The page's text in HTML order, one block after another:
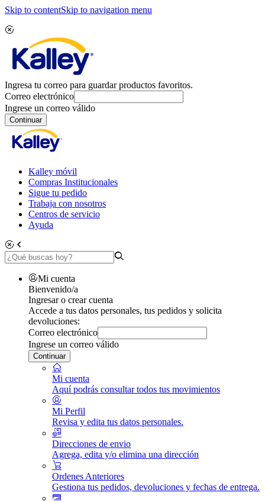
Skip to contentSkip to navigation menu
Ingresa tu correo para guardar productos favoritos.
Correo electrónico
Ingrese un correo válido
Continuar
Kalley móvil
Compras Institucionales
Sigue tu pedido
Trabaja con nosotros
Centros de servicio
Ayuda
Mi cuenta
Bienvenido/a
Ingresar o crear cuenta
Accede a tus datos personales, tus pedidos y solicita
devoluciones:
Correo electrónico
Ingrese un correo válido
Continuar
Mi cuenta
Aquí podrás consultar todos tus movimientos
Mi Perfil
Revisa y edita tus datos personales.
Direcciones de envio
Agrega, edita y/o elimina una dirección
Ordenes Anteriores
Gestiona tus pedidos, devoluciones y fechas de entrega.